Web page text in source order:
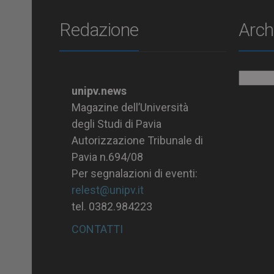
Redazione
unipv.news
Magazine dell’Università
degli Studi di Pavia
Autorizzazione Tribunale di
Pavia n.694/08
Per segnalazioni di eventi:
relest@unipv.it
tel. 0382.984223
CONTATTI